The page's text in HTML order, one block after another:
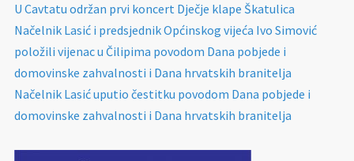
U Cavtatu održan prvi koncert Dječje klape Škatulica
Načelnik Lasić i predsjednik Općinskog vijeća Ivo Simović
položili vijenac u Čilipima povodom Dana pobjede i
domovinske zahvalnosti i Dana hrvatskih branitelja
Načelnik Lasić uputio čestitku povodom Dana pobjede i
domovinske zahvalnosti i Dana hrvatskih branitelja